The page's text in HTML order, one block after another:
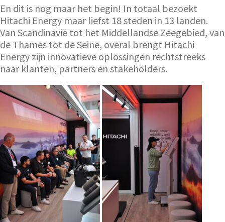
En dit is nog maar het begin! In totaal bezoekt
Hitachi Energy maar liefst 18 steden in 13 landen.
Van Scandinavië tot het Middellandse Zeegebied, van
de Thames tot de Seine, overal brengt Hitachi
Energy zijn innovatieve oplossingen rechtstreeks
naar klanten, partners en stakeholders.